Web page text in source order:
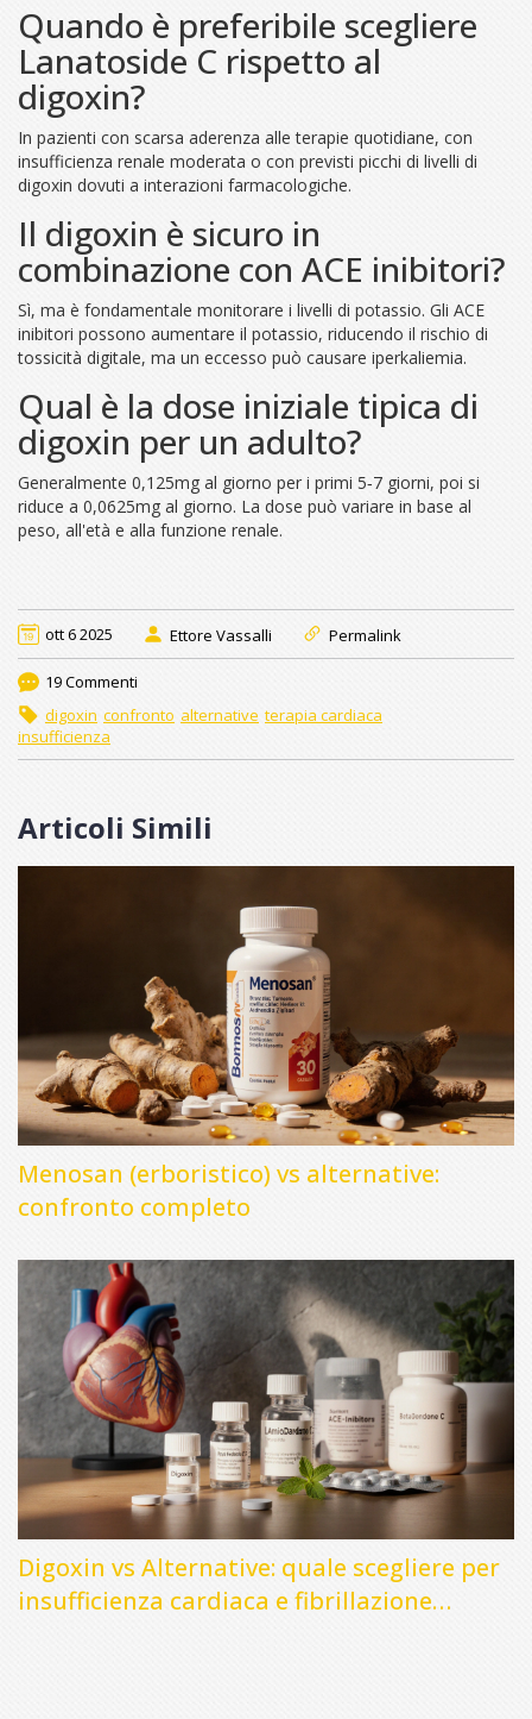
Quando è preferibile scegliere
Lanatoside C rispetto al
digoxin?
In pazienti con scarsa aderenza alle terapie quotidiane, con
insufficienza renale moderata o con previsti picchi di livelli di
digoxin dovuti a interazioni farmacologiche.
Il digoxin è sicuro in
combinazione con ACE inibitori?
Sì, ma è fondamentale monitorare i livelli di potassio. Gli ACE
inibitori possono aumentare il potassio, riducendo il rischio di
tossicità digitale, ma un eccesso può causare iperkaliemia.
Qual è la dose iniziale tipica di
digoxin per un adulto?
Generalmente 0,125mg al giorno per i primi 5‑7 giorni, poi si
riduce a 0,0625mg al giorno. La dose può variare in base al
peso, all'età e alla funzione renale.
ott 6 2025 Ettore Vassalli Permalink
19 Commenti
digoxin confronto alternative terapia cardiaca
insufficienza
Articoli Simili
Menosan (erboristico) vs alternative:
confronto completo
Digoxin vs Alternative: quale scegliere per
insufficienza cardiaca e fibrillazione